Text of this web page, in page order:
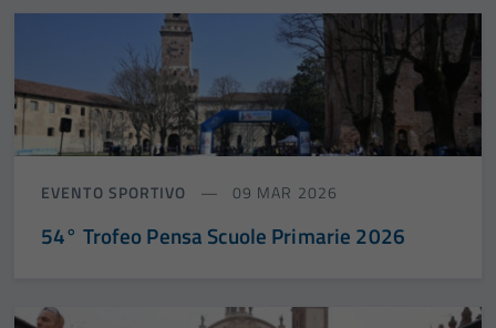
EVENTO SPORTIVO 09 MAR 2026
54° Trofeo Pensa Scuole Primarie 2026